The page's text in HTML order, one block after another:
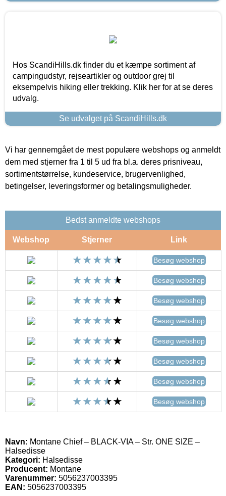
Hos ScandiHills.dk finder du et kæmpe sortiment af
campingudstyr, rejseartikler og outdoor grej til
eksempelvis hiking eller trekking. Klik her for at se deres
udvalg.
Se udvalget på ScandiHills.dk
Vi har gennemgået de mest populære webshops og anmeldt
dem med stjerner fra 1 til 5 ud fra bl.a. deres prisniveau,
sortimentstørrelse, kundeservice, brugervenlighed,
betingelser, leveringsformer og betalingsmuligheder.
Bedst anmeldte webshops
Webshop Stjerner Link
Besøg webshop
Besøg webshop
Besøg webshop
Besøg webshop
Besøg webshop
Besøg webshop
Besøg webshop
Besøg webshop
Navn: Montane Chief – BLACK-VIA – Str. ONE SIZE –
Halsedisse
Kategori: Halsedisse
Producent: Montane
Varenummer: 5056237003395
EAN: 5056237003395